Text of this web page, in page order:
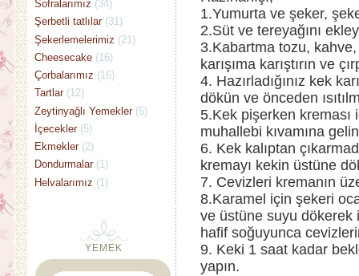
1.Yumurta ve şeker,
2.Süt ve tereyağını
3.Kabartma tozu,
karışıma karıştırın ve
4. Hazırladığınız kek
dökün ve önceden
5.Kek pişerken kreması
muhallebi kıvamına
6. Kek kalıptan
kremayı kekin üstüne
7. Cevizleri kremanın
8.Karamel için şekeri
ve üstüne suyu dökerek
hafif soğuyunca
9. Keki 1 saat kadar
yapın.
Sofralarımız (34)
Şerbetli tatlılar (31)
Şekerlemelerimiz (21)
Cheesecake (16)
Çorbalarımız (16)
Tartlar (12)
Zeytinyağlı Yemekler (5)
İçecekler (5)
Ekmekler (2)
Dondurmalar (1)
Helvalarımız (1)
YEMEK